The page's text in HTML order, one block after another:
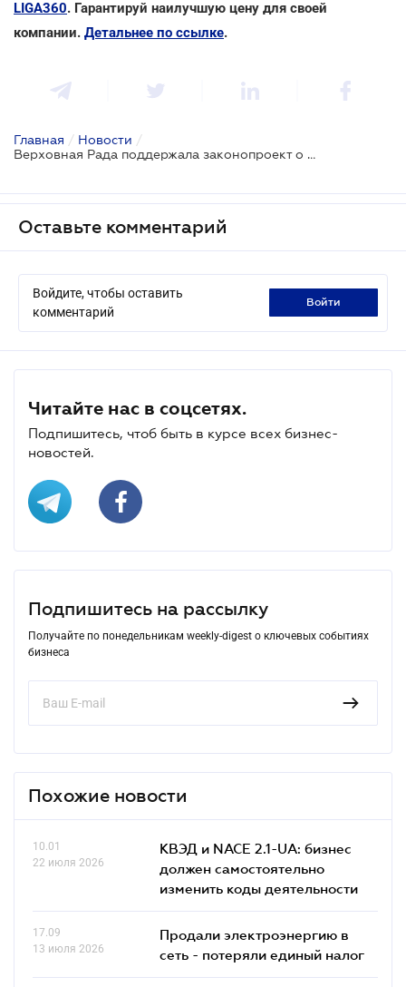
LIGA360. Гарантируй наилучшую цену для своей
компании. Детальнее по ссылке.
Главная / Новости /
Верховная Рада поддержала законопроект о ветеранском предпринимательстве
Оставьте комментарий
Войдите, чтобы оставить
комментарий
войти
Читайте нас в соцсетях.
Подпишитесь, чтоб быть в курсе всех бизнес-
новостей.
Подпишитесь на рассылку
Получайте по понедельникам weekly-digest о ключевых событиях
бизнеса
Похожие новости
10.01
22 июля 2026
КВЭД и NACE 2.1-UA: бизнес
должен самостоятельно
изменить коды деятельности
17.09
13 июля 2026
Продали электроэнергию в
сеть - потеряли единый налог